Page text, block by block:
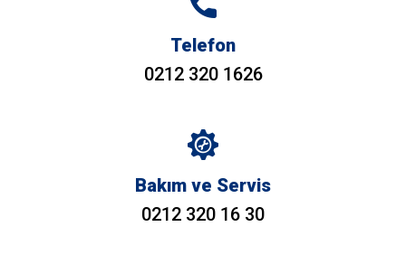
Telefon
0212 320 1626
Bakım ve Servis
0212 320 16 30